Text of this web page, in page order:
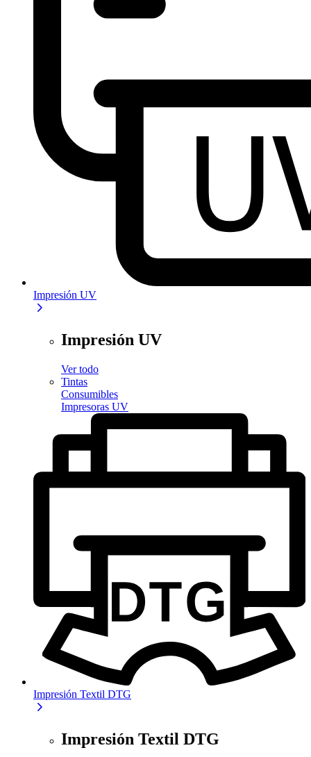
Impresión UV
Impresión UV
Ver todo
Tintas
Consumibles
Impresoras UV
Impresión Textil DTG
Impresión Textil DTG